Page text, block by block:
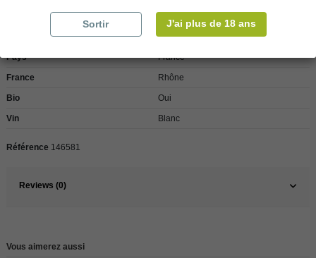
Pays France
France Rhône
Bio Oui
Vin Blanc
Référence 146581
Reviews (0)
Vous aimerez aussi
Sortir J'ai plus de 18 ans